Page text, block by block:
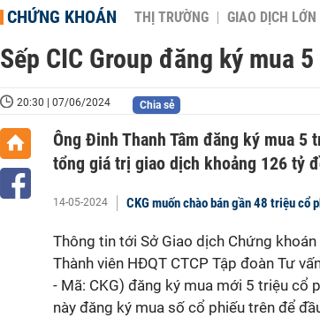
CHỨNG KHOÁN THỊ TRƯỜNG GIAO DỊCH LỚN
Sếp CIC Group đăng ký mua
20:30 | 07/06/2024 Chia sẻ
Ông Đinh Thanh Tâm đăng ký mua
tổng giá trị giao dịch khoảng 126 tỷ
14-05-2024 CKG muốn chào bán gần 48 triệu cổ
Thông tin tới Sở Giao dịch Chứng
Thành viên HĐQT CTCP Tập đoàn Tư
- Mã: CKG) đăng ký mua mới 5 triệu cổ
này đăng ký mua số cổ phiếu trên để